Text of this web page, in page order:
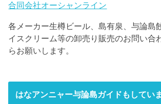
合同会社オーシャンライン
各メーカー生樽ビール、島有泉、与論島
イスクリーム等の卸売り販売のお問い合
らお願いします。
はなアンニャー与論島ガイドもしてい